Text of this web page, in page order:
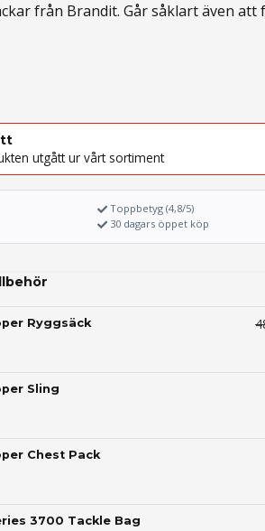
från Brandit. Går såklart även att
utgått ur vårt sortiment
Toppbetyg (4,8/5)
30 dagars öppet köp
Ryggsäck
Sling
Chest Pack
3700 Tackle Bag